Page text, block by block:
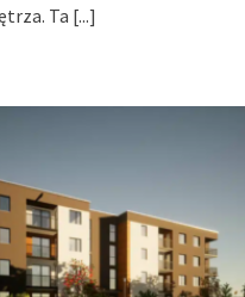
Ta [...]